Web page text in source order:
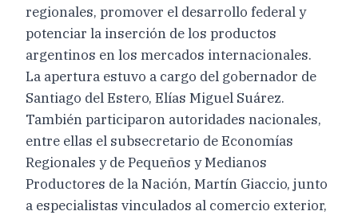
regionales, promover el desarrollo federal y
potenciar la inserción de los productos
argentinos en los mercados internacionales.
La apertura estuvo a cargo del gobernador de
Santiago del Estero, Elías Miguel Suárez.
También participaron autoridades nacionales,
entre ellas el subsecretario de Economías
Regionales y de Pequeños y Medianos
Productores de la Nación, Martín Giaccio, junto
a especialistas vinculados al comercio exterior,